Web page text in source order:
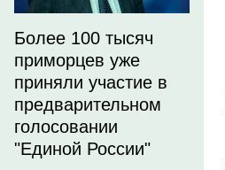
Более 100 тысяч
приморцев уже
приняли участие в
предварительном
голосовании
"Единой России"